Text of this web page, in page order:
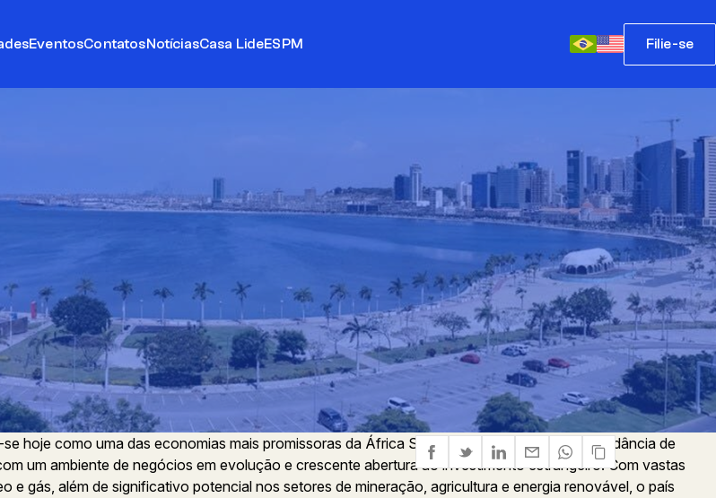
EventosContatosNotíciasCasa LideESPM Filie-se
hoje como uma das economias mais promissoras da África Subsaariana, combinando abundância de
um ambiente de negócios em evolução e crescente abertura ao investimento estrangeiro. Com vastas
e gás, além de significativo potencial nos setores de mineração, agricultura e energia renovável, o país